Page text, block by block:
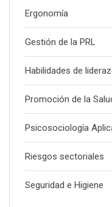
Ergonomía
Gestión de la PRL
Habilidades de
Promoción de la
Psicosociología
Riesgos sectoriales
Seguridad e Higiene